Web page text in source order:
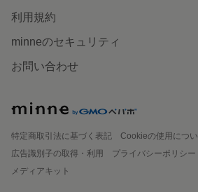
利用規約
minneのセキュリティ
お問い合わせ
特定商取引法に基づく表記
Cookieの使用につ
広告識別子の取得・利用
プライバシーポリシー
メディアキット